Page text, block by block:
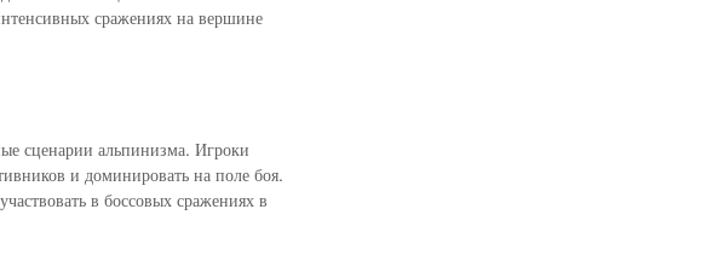
сражениях на вершине
сценарии альпинизма. Игроки
и доминировать на поле боя.
в боссовых сражениях в